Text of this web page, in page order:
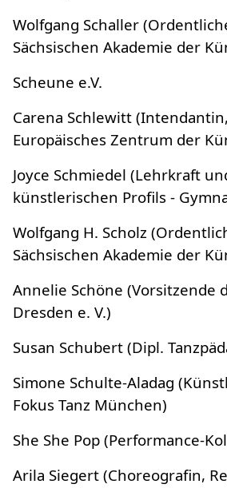
Wolfgang Schaller
Sächsischen Akademie der
Scheune e.V.
Carena Schlewitt (Intendantin,
Europäisches Zentrum der
Joyce Schmiedel (Lehrkraft
künstlerischen Profils -
Wolfgang H. Scholz
Sächsischen Akademie der
Annelie Schöne (Vorsitzende
Dresden e. V.)
Susan Schubert (Dipl.
Simone Schulte-Aladag
Fokus Tanz München)
She She Pop (Performance-
Arila Siegert (Choreografin,